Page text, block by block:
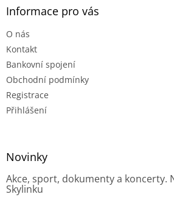
Informace pro vás
O nás
Kontakt
Bankovní spojení
Obchodní podmínky
Registrace
Přihlášení
Novinky
Akce, sport, dokumenty a koncerty.
Skylinku